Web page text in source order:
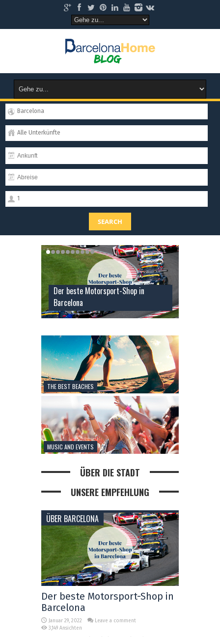
Barcelona
Alle Unterkünfte
1
SEARCH
Der beste Motorsport-Shop in
Barcelona
THE BEST BEACHES
MUSIC AND EVENTS
ÜBER DIE STADT
UNSERE EMPFEHLUNG
ÜBER BARCELONA
Der beste Motorsport-Shop in
Barcelona
Januar 29, 2022
Leave a comment
3,149 Ansichten